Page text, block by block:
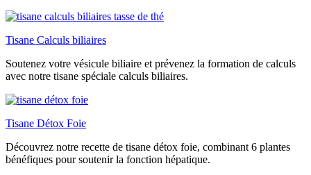
Tisane Calculs biliaires
Soutenez votre vésicule biliaire et prévenez la formation de calculs
avec notre tisane spéciale calculs biliaires.
Tisane Détox Foie
Découvrez notre recette de tisane détox foie, combinant 6 plantes
bénéfiques pour soutenir la fonction hépatique.